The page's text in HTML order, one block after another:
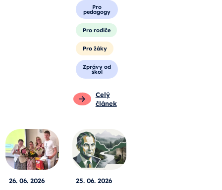
Pro
pedagogy
Pro rodiče
Pro žáky
Zprávy od
škol
Celý
článek
26. 06. 2026 25. 06. 2026